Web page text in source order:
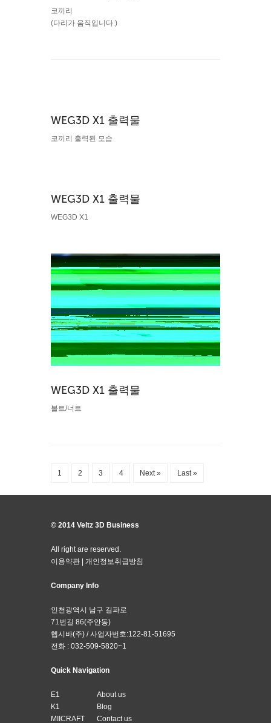
코끼리
(다리가 움직입니다.)
WEG3D X1 출력물
코끼리 출력된 모습
WEG3D X1 출력물
WEG3D X1
WEG3D X1 출력물
볼트/너트
1 2 3 4 Next » Last »
© 2014 Veltz 3D Business
All right are reserved.
이용약관
개인정보취급방침
Company Info
인천광역시 남구 길파로
71번길 86(주안동)
헵시바(주) / 사업자번호:122-81-51695
전화 : 032-509-5820~1
Quick Navigation
E1
K1
MIICRAFT
About us
Blog
Contact us